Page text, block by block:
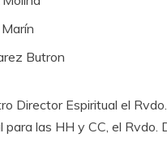
Butron
Director Espiritual el
las HH y CC, el Rvdo.